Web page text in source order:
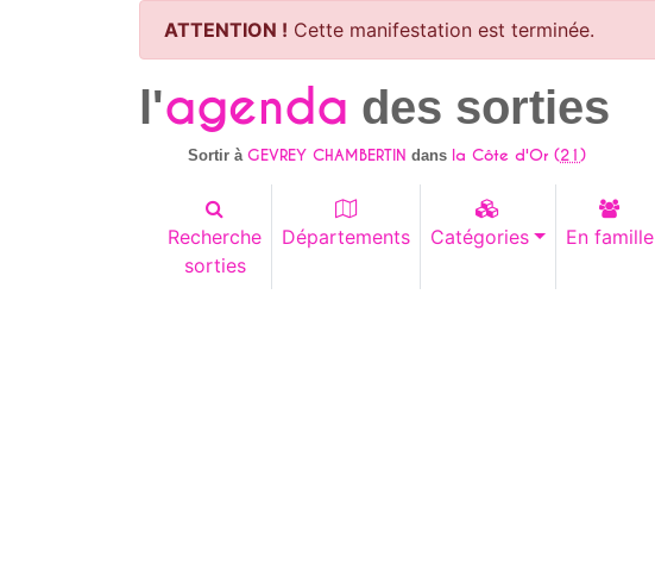
ATTENTION ! Cette manifestation est terminée.
l'agenda des sorties
Sortir àGEVREY CHAMBERTIN dans la Côte d'Or (21)
Recherche
sorties
Départements Catégories En famille